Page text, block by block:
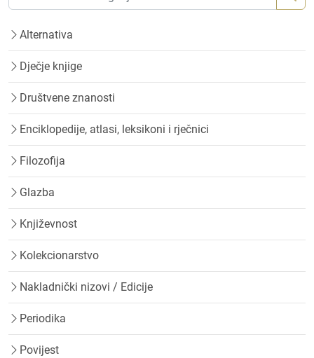
Alternativa
Dječje knjige
Društvene znanosti
Enciklopedije, atlasi, leksikoni i rječnici
Filozofija
Glazba
Književnost
Kolekcionarstvo
Nakladnički nizovi / Edicije
Periodika
Povijest